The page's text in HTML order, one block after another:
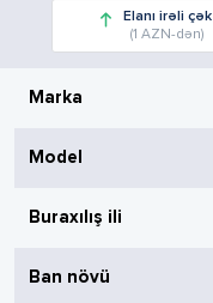
Elanı irəli çək
(1 AZN-dən)
Marka
Model
Buraxılış ili
Ban növü